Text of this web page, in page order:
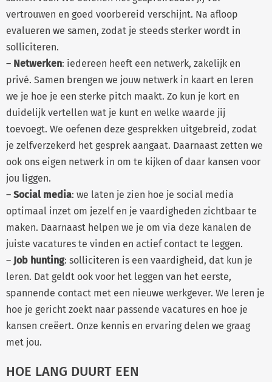
vertrouwen en goed voorbereid verschijnt. Na afloop
evalueren we samen, zodat je steeds sterker wordt in
solliciteren.
– Netwerken: iedereen heeft een netwerk, zakelijk en
privé. Samen brengen we jouw netwerk in kaart en leren
we je hoe je een sterke pitch maakt. Zo kun je kort en
duidelijk vertellen wat je kunt en welke waarde jij
toevoegt. We oefenen deze gesprekken uitgebreid, zodat
je zelfverzekerd het gesprek aangaat. Daarnaast zetten we
ook ons eigen netwerk in om te kijken of daar kansen voor
jou liggen.
– Social media: we laten je zien hoe je social media
optimaal inzet om jezelf en je vaardigheden zichtbaar te
maken. Daarnaast helpen we je om via deze kanalen de
juiste vacatures te vinden en actief contact te leggen.
– Job hunting: solliciteren is een vaardigheid, dat kun je
leren. Dat geldt ook voor het leggen van het eerste,
spannende contact met een nieuwe werkgever. We leren je
hoe je gericht zoekt naar passende vacatures en hoe je
kansen creëert. Onze kennis en ervaring delen we graag
met jou.
HOE LANG DUURT EEN